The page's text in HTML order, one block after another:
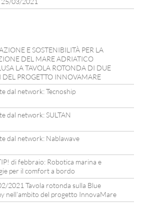
E SOSTENIBILITÀ PER LA
DEL MARE ADRIATICO
LA TAVOLA ROTONDA DI DUE
DEL PROGETTO INNOVAMARE
dal network: Tecnoship
dal network: SULTAN
dal network: Nablawave
di febbraio: Robotica marina e
per il comfort a bordo
2021 Tavola rotonda sulla Blue
nell’ambito del progetto InnovaMare